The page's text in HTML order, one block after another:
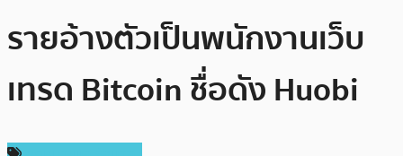
รายอ้างตัวเป็นพนักงานเว็บ
เทรด Bitcoin ชื่อดัง Huobi